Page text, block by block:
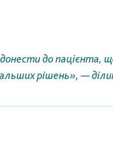
до пацієнта,
рішень», —